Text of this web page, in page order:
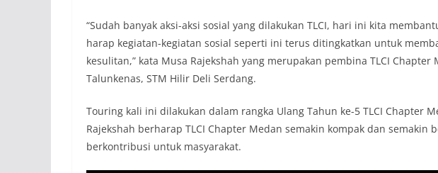
“Sudah banyak aksi-aksi sosial yang dilakukan TLCI, hari ini kita
harap kegiatan-kegiatan sosial seperti ini terus ditingkatkan untuk
kesulitan,” kata Musa Rajekshah yang merupakan pembina TLCI
Talunkenas, STM Hilir Deli Serdang.
Touring kali ini dilakukan dalam rangka Ulang Tahun ke-5 TLCI Chapter
Rajekshah berharap TLCI Chapter Medan semakin kompak dan semakin
berkontribusi untuk masyarakat.